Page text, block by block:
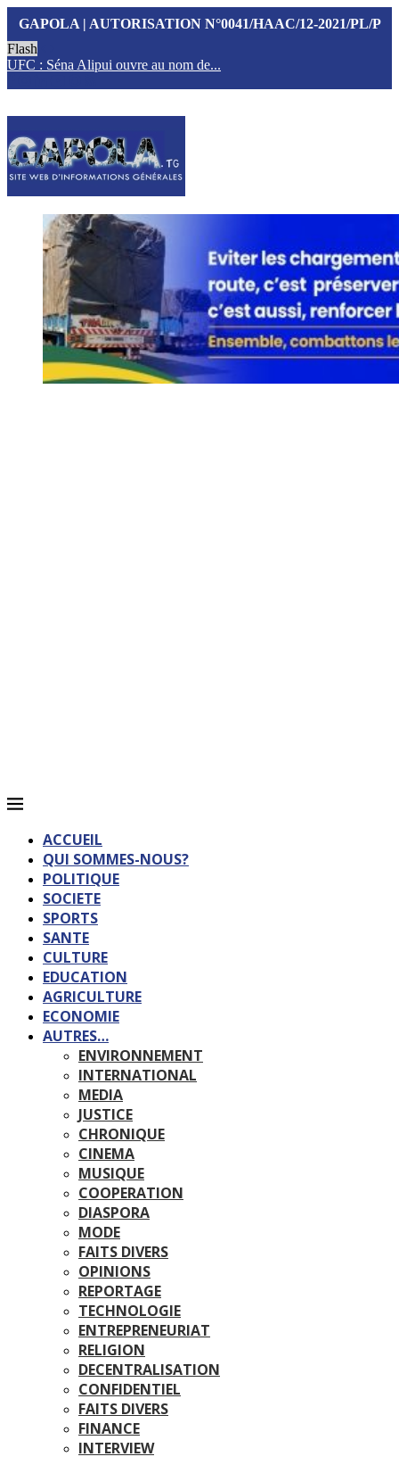
GAPOLA | AUTORISATION N°0041/HAAC/12-2021/PL/P
Flash
UFC : Séna Alipui ouvre au nom de...
ACCUEIL
QUI SOMMES-NOUS?
POLITIQUE
SOCIETE
SPORTS
SANTE
CULTURE
EDUCATION
AGRICULTURE
ECONOMIE
AUTRES…
ENVIRONNEMENT
INTERNATIONAL
MEDIA
JUSTICE
CHRONIQUE
CINEMA
MUSIQUE
COOPERATION
DIASPORA
MODE
FAITS DIVERS
OPINIONS
REPORTAGE
TECHNOLOGIE
ENTREPRENEURIAT
RELIGION
DECENTRALISATION
CONFIDENTIEL
FAITS DIVERS
FINANCE
INTERVIEW